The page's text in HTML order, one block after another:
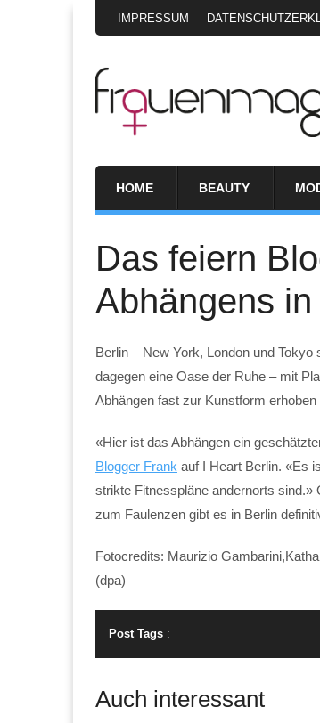
IMPRESSUM
HOME BEAUTY
Das feiern
Abhängens
Berlin – New York, London und
dagegen eine Oase der Ruhe – mit
Abhängen fast zur Kunstform
«Hier ist das Abhängen ein
Blogger Frank auf I Heart Berlin. «Es
strikte Fitnesspläne andernorts sind.»
zum Faulenzen gibt es in Berlin
Fotocredits: Maurizio
(dpa)
Post Tags :
Auch interessant